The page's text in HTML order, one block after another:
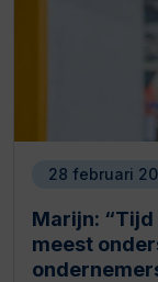
28 februari
Marijn:
meest